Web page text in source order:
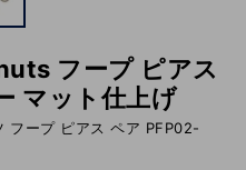
フープ ピアス
マット仕上げ
フープ ピアス ペア PFP02-